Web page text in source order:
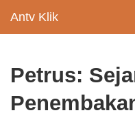
Antv Klik
Petrus: